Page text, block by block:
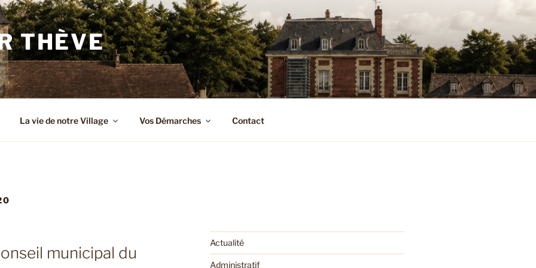
THÈVE
La vie de notre Village Vos Démarches Contact
municipal du
Actualité
Administratif